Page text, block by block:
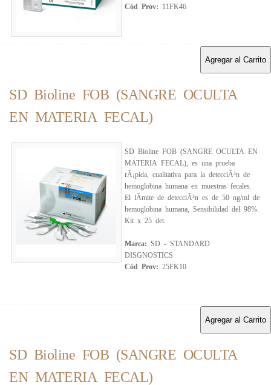
Cód Prov: 11FK46
Agregar al Carrito
SD Bioline FOB (SANGRE OCULTA
EN MATERIA FECAL)
SD Bioline FOB (SANGRE OCULTA EN
MATERIA FECAL), es una prueba
rÃ¡pida, cualitativa para la detecciÃ³n de
hemoglobina humana en muestras fecales.
El lÃ­mite de detecciÃ³n es de 50 ng/ml de
hemoglobina humana, Sensibilidad del 98%.
Kit x 25 det.
Marca: SD - STANDARD
DISGNOSTICS
Cód Prov: 25FK10
Agregar al Carrito
SD Bioline FOB (SANGRE OCULTA
EN MATERIA FECAL)